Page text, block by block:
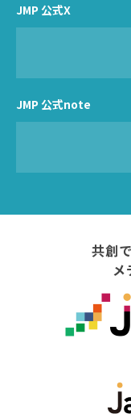
JMP 公式X
JMP 公式note
共創
メ